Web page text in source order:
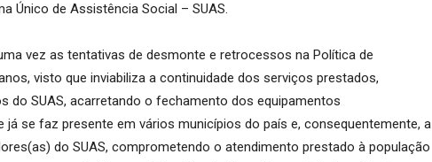
Único de Assistência Social – SUAS.
vez as tentativas de desmonte e retrocessos na Política de
visto que inviabiliza a continuidade dos serviços prestados,
do SUAS, acarretando o fechamento dos equipamentos
já se faz presente em vários municípios do país e, consequentemente, a
do SUAS, comprometendo o atendimento prestado à população